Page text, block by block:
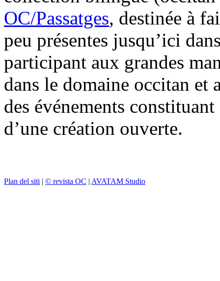
OC/Passatges, destinée à
peu présentes jusqu’ici
participant aux grandes
dans le domaine occitan et
des événements
d’une création ouverte.
Plan del siti | © revista OC | AVATAM Studio